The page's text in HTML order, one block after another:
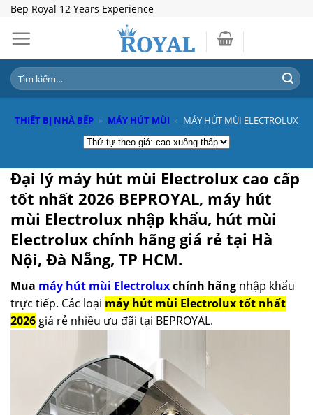
Skip
content
Bep Royal 12 Years Experience
Tìm
kiếm:
THIẾT BỊ NHÀ BẾP » MÁY HÚT MÙI » MÁY HÚT MÙI ELECTROLUX
Đại lý máy hút mùi Electrolux cao cấp
tốt nhất 2026 BEPROYAL, máy hút
mùi Electrolux nhập khẩu, hút mùi
Electrolux chính hãng giá rẻ tại Hà
Nội, Đà Nẵng, TP HCM.
Mua máy hút mùi Electroluxchính hãng nhập khẩu
trực tiếp. Các loại máy hút mùi Electrolux tốt nhất
2026 giá rẻ nhiều ưu đãi tại BEPROYAL.